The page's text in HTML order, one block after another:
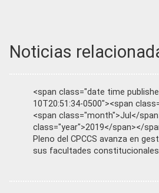
Noticias
<span class="date time
10T20:51:34-0500"><span
<span class="month">Jul</
class="year">2019</span></
Pleno del CPCCS avanza en
sus facultades constitucionales